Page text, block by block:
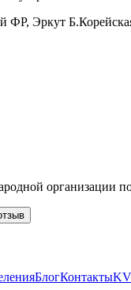
Эркут Б.Корейская
организации
БлогКонтакты